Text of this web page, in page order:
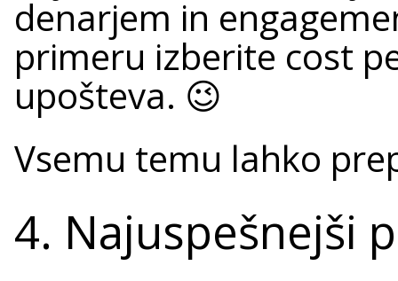
denarjem in
primeru izberite cost
upošteva. 😉
Vsemu temu lahko
4. Najuspešnejši